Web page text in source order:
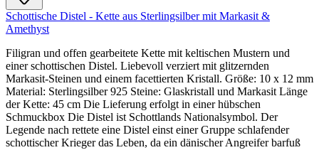
Schottische Distel - Kette aus Sterlingsilber mit Markasit &
Amethyst
Filigran und offen gearbeitete Kette mit keltischen Mustern und
einer schottischen Distel. Liebevoll verziert mit glitzernden
Markasit-Steinen und einem facettierten Kristall. Größe: 10 x 12 mm
Material: Sterlingsilber 925 Steine: Glaskristall und Markasit Länge
der Kette: 45 cm Die Lieferung erfolgt in einer hübschen
Schmuckbox Die Distel ist Schottlands Nationalsymbol. Der
Legende nach rettete eine Distel einst einer Gruppe schlafender
schottischer Krieger das Leben, da ein dänischer Angreifer barfuß